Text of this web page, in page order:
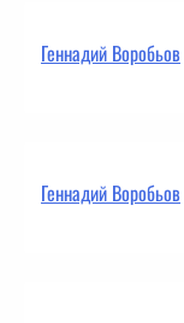
Геннадий Воробьов
Геннадий Воробьов